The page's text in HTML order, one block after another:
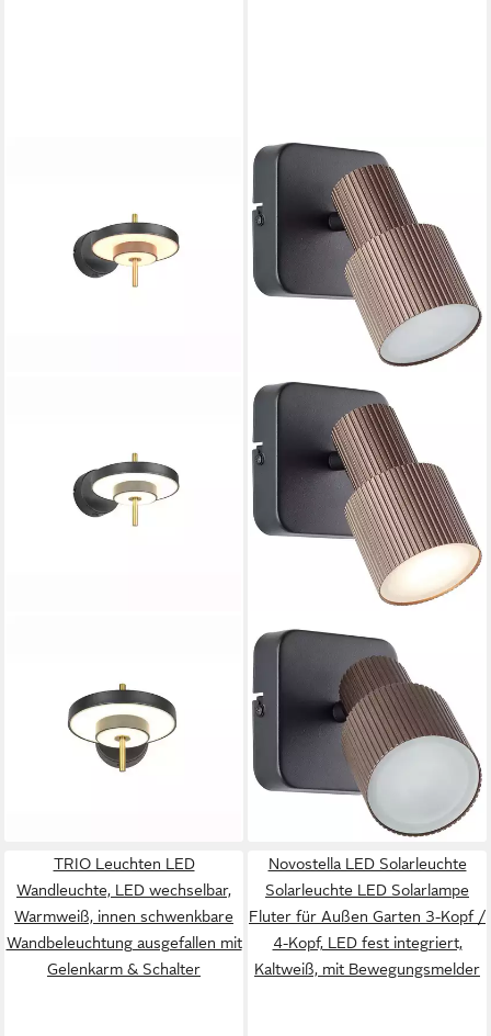
Leuchtmittel fest verbaut,
Warmweiß, Neutralweiß,
Farbwechsel, Wandlampe
Wohnzimmerleuchte
BRILLIANT
Wandstrahler Cadiz, LED
wechselbar, Warmweiß, 16,2 x
10 x 10 cm, inkl. GU10, 350
lm, 3000 K, schwenkbar,
Aluminium
37,01 € 42,99 €
-14%
lieferbar - in 2-3 Werktagen bei dir
TRIO Leuchten LED
Wandleuchte, LED wechselbar,
Warmweiß, innen schwenkbare
Wandbeleuchtung ausgefallen mit
Gelenkarm & Schalter
Novostella LED Solarleuchte
Solarleuchte LED Solarlampe
Fluter für Außen Garten 3-Kopf /
4-Kopf, LED fest integriert,
Kaltweiß, mit Bewegungsmelder